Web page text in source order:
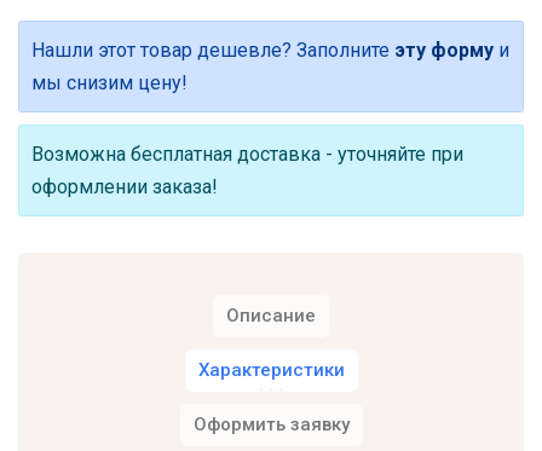
Нашли этот товар дешевле? Заполните эту форму и
мы снизим цену!
Возможна бесплатная доставка - уточняйте при
оформлении заказа!
Описание
Характеристики
Оформить заявку